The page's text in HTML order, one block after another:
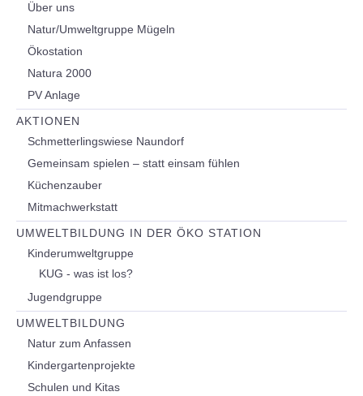
Über uns
Natur/Umweltgruppe Mügeln
Ökostation
Natura 2000
PV Anlage
AKTIONEN
Schmetterlingswiese Naundorf
Gemeinsam spielen – statt einsam fühlen
Küchenzauber
Mitmachwerkstatt
UMWELTBILDUNG IN DER ÖKO STATION
Kinderumweltgruppe
KUG - was ist los?
Jugendgruppe
UMWELTBILDUNG
Natur zum Anfassen
Kindergartenprojekte
Schulen und Kitas